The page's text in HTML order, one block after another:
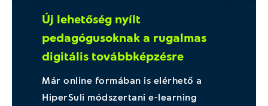
Új lehetőség nyílt
pedagógusoknak a rugalmas
digitális továbbképzésre
Már online formában is elérhető a
HiperSuli módszertani e-learning